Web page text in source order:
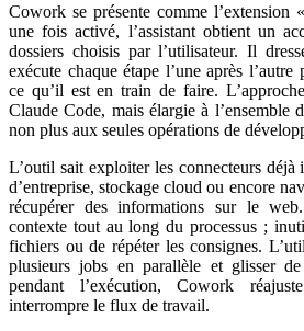
Cowork se présente comme l’extension
une fois activé, l’assistant obtient un
dossiers choisis par l’utilisateur. Il
exécute chaque étape l’une après
ce qu’il est en train de faire.
Claude Code, mais élargie à l’ensemble
non plus aux seules opérations de
L’outil sait exploiter les connecteurs
d’entreprise, stockage cloud ou encore
récupérer des informations sur le
contexte tout au long du processus ;
fichiers ou de répéter les consignes.
plusieurs jobs en parallèle et glisser de
pendant l’exécution, Cowork
interrompre le flux de travail.